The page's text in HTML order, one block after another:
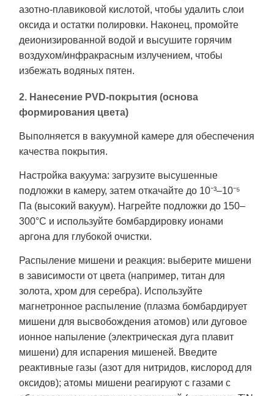
азотно-плавиковой кислотой, чтобы удалить слои
оксида и остатки полировки. Наконец, промойте
деионизированной водой и высушите горячим
воздухом/инфракрасным излучением, чтобы
избежать водяных пятен.
2. Нанесение PVD-покрытия (основа
формирования цвета)
Выполняется в вакуумной камере для обеспечения
качества покрытия.
Настройка вакуума: загрузите высушенные
подложки в камеру, затем откачайте до 10⁻³–10⁻⁵
Па (высокий вакуум). Нагрейте подложки до 150–
300°C и используйте бомбардировку ионами
аргона для глубокой очистки.
Распыление мишени и реакция: выберите мишени
в зависимости от цвета (например, титан для
золота, хром для серебра). Используйте
магнетронное распыление (плазма бомбардирует
мишени для высвобождения атомов) или дуговое
ионное напыление (электрическая дуга плавит
мишени) для испарения мишеней. Введите
реактивные газы (азот для нитридов, кислород для
оксидов); атомы мишени реагируют с газами с